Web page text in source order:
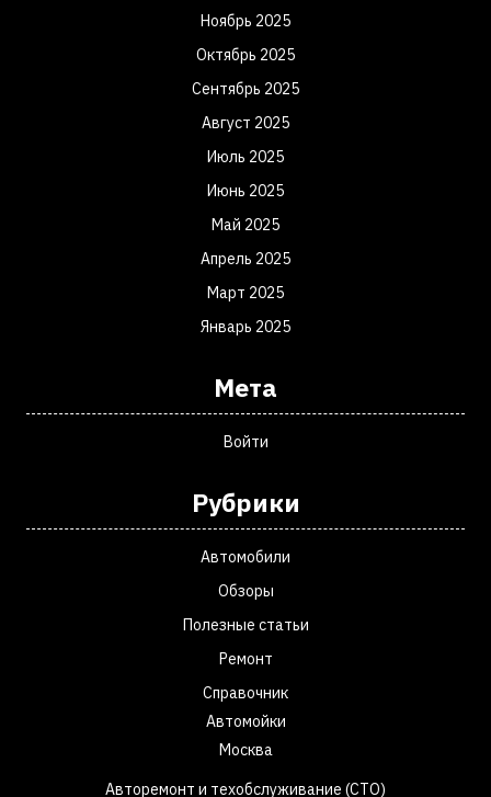
Ноябрь 2025
Октябрь 2025
Сентябрь 2025
Август 2025
Июль 2025
Июнь 2025
Май 2025
Апрель 2025
Март 2025
Январь 2025
Мета
Войти
Рубрики
Автомобили
Обзоры
Полезные статьи
Ремонт
Справочник
Автомойки
Москва
Авторемонт и техобслуживание (СТО)